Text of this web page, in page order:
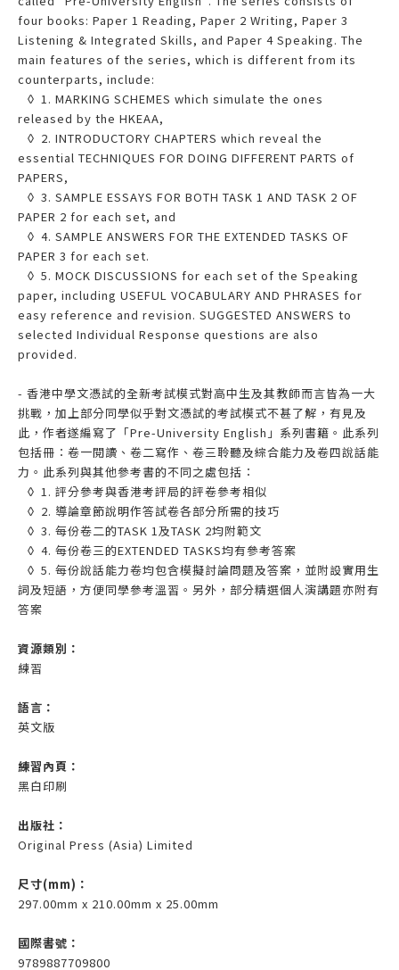
four books: Paper 1 Reading, Paper 2 Writing, Paper 3
Listening & Integrated Skills, and Paper 4 Speaking. The
main features of the series, which is different from its
counterparts, include:
◊ 1. MARKING SCHEMES which simulate the ones
released by the HKEAA,
◊ 2. INTRODUCTORY CHAPTERS which reveal the
essential TECHNIQUES FOR DOING DIFFERENT PARTS of
PAPERS,
◊ 3. SAMPLE ESSAYS FOR BOTH TASK 1 AND TASK 2 OF
PAPER 2 for each set, and
◊ 4. SAMPLE ANSWERS FOR THE EXTENDED TASKS OF
PAPER 3 for each set.
◊ 5. MOCK DISCUSSIONS for each set of the Speaking
paper, including USEFUL VOCABULARY AND PHRASES for
easy reference and revision. SUGGESTED ANSWERS to
selected Individual Response questions are also
provided.
- 香港中學文憑試的全新考試模式對高中生及其教師而言皆為一大
挑戰，加上部分同學似乎對文憑試的考試模式不甚了解，有見及
此，作者遂編寫了「Pre-University English」系列書籍。此系列
包括冊：卷一閱讀、卷二寫作、卷三聆聽及綜合能力及卷四說話能
力。此系列與其他參考書的不同之處包括：
◊ 1. 評分參考與香港考評局的評卷參考相似
◊ 2. 導論章節說明作答試卷各部分所需的技巧
◊ 3. 每份卷二的TASK 1及TASK 2均附範文
◊ 4. 每份卷三的EXTENDED TASKS均有參考答案
◊ 5. 每份說話能力卷均包含模擬討論問題及答案，並附設實用生
詞及短語，方便同學參考溫習。另外，部分精選個人演講題亦附有
答案
資源類別：
練習
語言：
英文版
練習內頁：
黑白印刷
出版社：
Original Press (Asia) Limited
尺寸(mm) ：
297.00mm x 210.00mm x 25.00mm
國際書號：
9789887709800